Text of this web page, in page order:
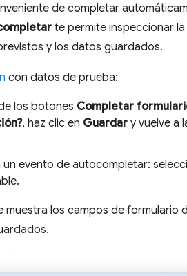
de completar
te permite inspeccionar
y los datos guardados.
con datos de prueba:
los botones Completar
, haz clic en Guardar y vuelve a
evento de autocompletar:
muestra los campos de formulario